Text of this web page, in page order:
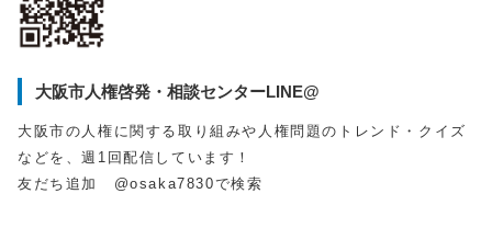
大阪市人権啓発・相談センターLINE@
大阪市の人権に関する取り組みや人権問題のトレンド・クイズ
などを、週1回配信しています！
友だち追加 @osaka7830で検索